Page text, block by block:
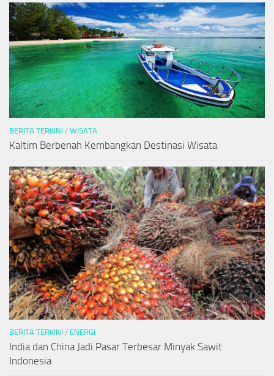
BERITA TERKINI / WISATA
Kaltim Berbenah Kembangkan Destinasi Wisata
BERITA TERKINI / ENERGI
India dan China Jadi Pasar Terbesar Minyak Sawit
Indonesia